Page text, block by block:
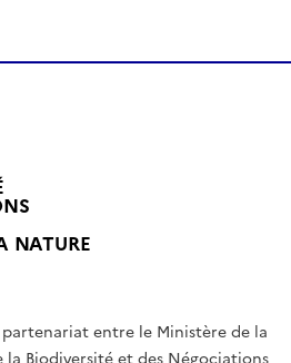
NATUREL
T
É
partenariat entre le Ministère de la